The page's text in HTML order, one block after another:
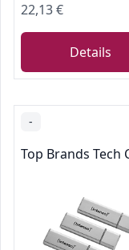
22,13 €
Details
-
Top Brands Tech